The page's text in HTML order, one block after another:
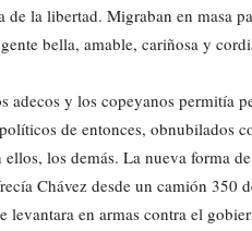
de la libertad. Migraban en masa
bella, amable, cariñosa y
adecos y los copeyanos permitía
de entonces, obnubilados
los demás. La nueva forma
Chávez desde un camión 350
levantara en armas contra el